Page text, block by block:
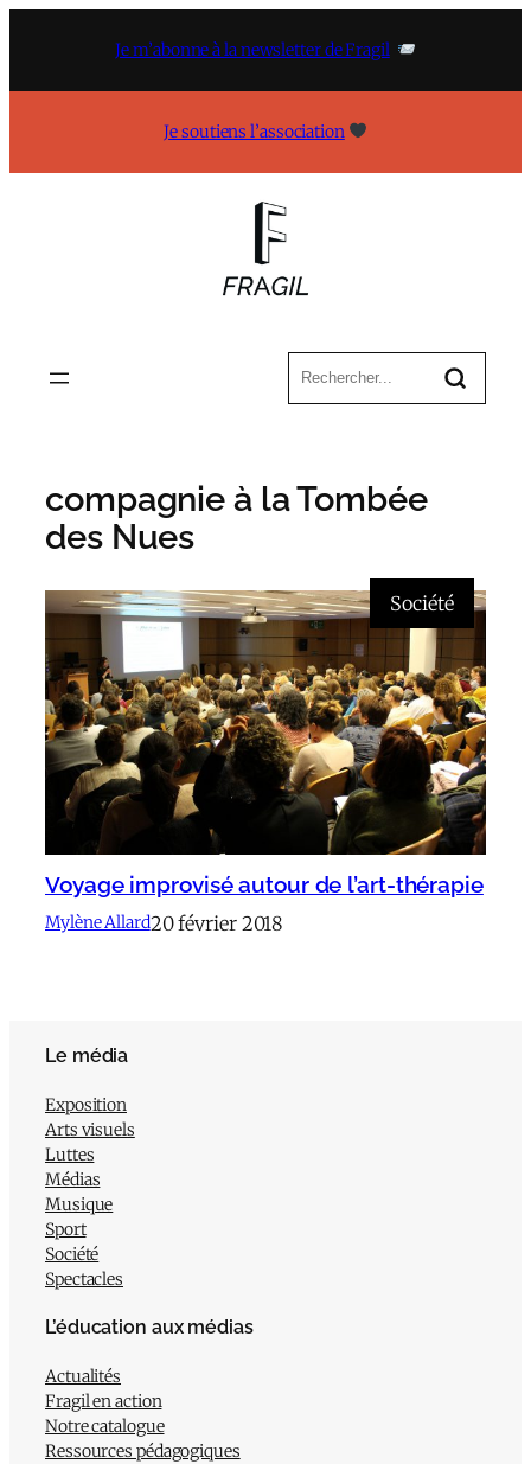
Je m’abonne à la newsletter de Fragil
Je soutiens l’association
compagnie à la Tombée
des Nues
Société
Voyage improvisé autour de l’art-thérapie
Mylène Allard20 février 2018
Le média
Exposition
Arts visuels
Luttes
Médias
Musique
Sport
Société
Spectacles
L’éducation aux médias
Actualités
Fragil en action
Notre catalogue
Ressources pédagogiques